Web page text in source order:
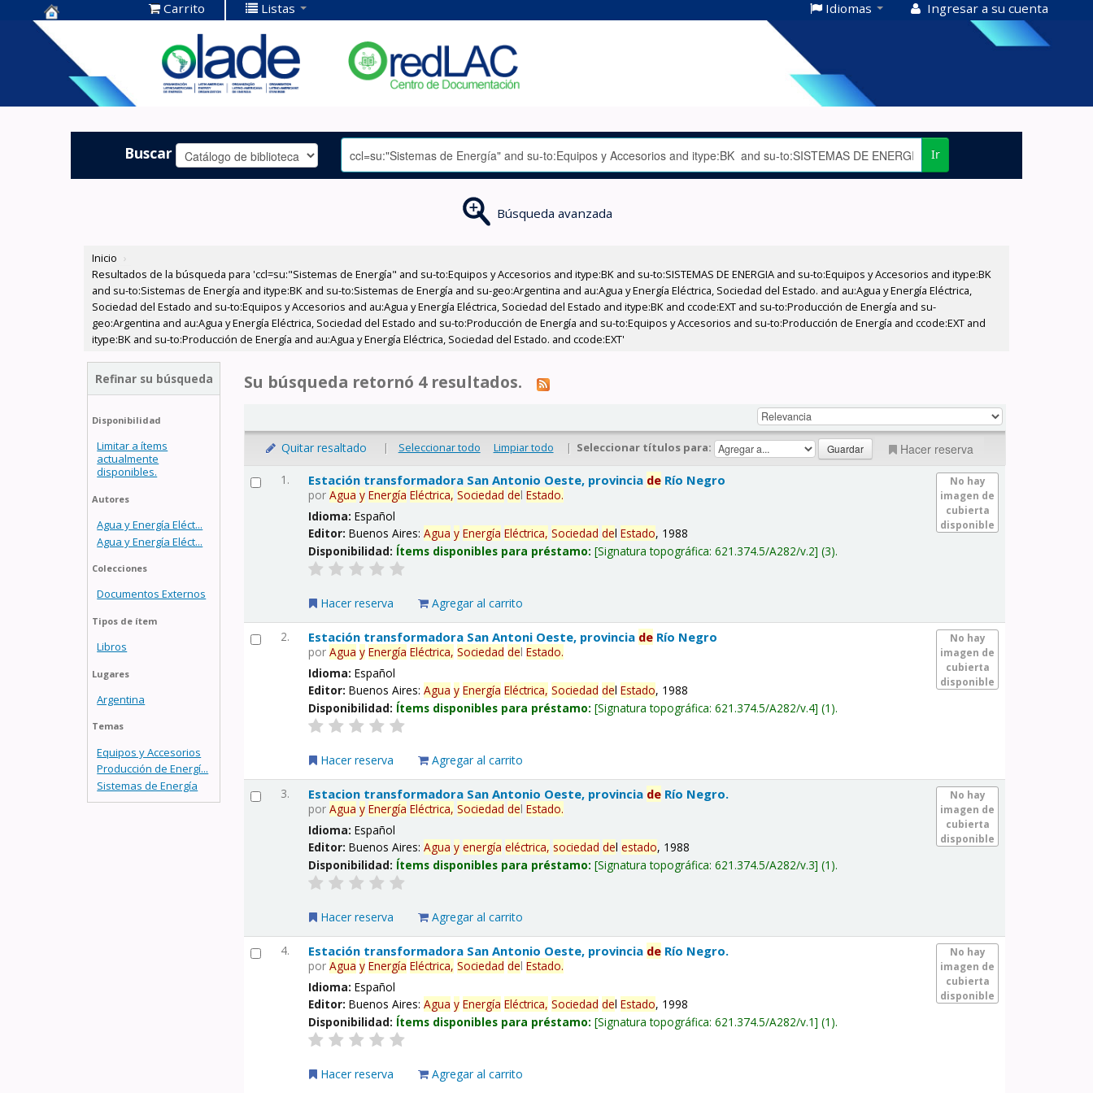
Centro de
Documentación
OLADE -
Carrito Listas Idiomas Ingresar a su cuenta
Buscar Ir
Búsqueda avanzada
Inicio ›
Resultados de la búsqueda para 'ccl=su:"Sistemas de Energía" and su-to:Equipos y Accesorios and itype:BK and su-to:SISTEMAS DE ENERGIA and su-to:Equipos y Accesorios and itype:BK
and su-to:Sistemas de Energía and itype:BK and su-to:Sistemas de Energía and su-geo:Argentina and au:Agua y Energía Eléctrica, Sociedad del Estado. and au:Agua y Energía Eléctrica,
Sociedad del Estado and su-to:Equipos y Accesorios and au:Agua y Energía Eléctrica, Sociedad del Estado and itype:BK and ccode:EXT and su-to:Producción de Energía and su-
geo:Argentina and au:Agua y Energía Eléctrica, Sociedad del Estado and su-to:Producción de Energía and su-to:Equipos y Accesorios and su-to:Producción de Energía and ccode:EXT and
itype:BK and su-to:Producción de Energía and au:Agua y Energía Eléctrica, Sociedad del Estado. and ccode:EXT'
Refinar su búsqueda
Disponibilidad
Limitar a ítems
actualmente
disponibles.
Autores
Agua y Energía Eléct...
Agua y Energía Eléct...
Colecciones
Documentos Externos
Tipos de ítem
Libros
Lugares
Argentina
Temas
Equipos y Accesorios
Producción de Energí...
Sistemas de Energía
Su búsqueda retornó 4 resultados.
Quitar resaltado | Seleccionar todo Limpiar todo | Seleccionar títulos para: Hacer reserva
1.
No hay
imagen de
cubierta
disponible
Estación transformadora San Antonio Oeste, provincia de Río Negro
porAgua y Energía Eléctrica, Sociedad delEstado.
Idioma:Español
Editor:Buenos Aires:Agua y Energía Eléctrica, Sociedad delEstado, 1988
Disponibilidad: Ítems disponibles para préstamo: Signatura topográfica:621.374.5/A282/v.2 (3).
Hacer reserva Agregar al carrito
2.
No hay
imagen de
cubierta
disponible
Estación transformadora San Antoni Oeste, provincia de Río Negro
porAgua y Energía Eléctrica, Sociedad delEstado.
Idioma:Español
Editor:Buenos Aires:Agua y Energía Eléctrica, Sociedad delEstado, 1988
Disponibilidad: Ítems disponibles para préstamo: Signatura topográfica:621.374.5/A282/v.4 (1).
Hacer reserva Agregar al carrito
3.
No hay
imagen de
cubierta
disponible
Estacion transformadora San Antonio Oeste, provincia de Río Negro.
porAgua y Energía Eléctrica, Sociedad delEstado.
Idioma:Español
Editor:Buenos Aires:Agua y energía eléctrica, sociedad delestado, 1988
Disponibilidad: Ítems disponibles para préstamo: Signatura topográfica:621.374.5/A282/v.3 (1).
Hacer reserva Agregar al carrito
4.
No hay
imagen de
cubierta
disponible
Estación transformadora San Antonio Oeste, provincia de Río Negro.
porAgua y Energía Eléctrica, Sociedad delEstado.
Idioma:Español
Editor:Buenos Aires:Agua y Energía Eléctrica, Sociedad delEstado, 1998
Disponibilidad: Ítems disponibles para préstamo: Signatura topográfica:621.374.5/A282/v.1 (1).
Hacer reserva Agregar al carrito